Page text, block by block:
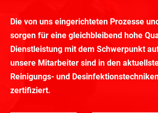
Die von uns eingerichteten Prozesse
sorgen für eine gleichbleibend hohe
Dienstleistung mit dem Schwerpunkt
unsere Mitarbeiter sind in den
Reinigungs- und
zertifiziert.